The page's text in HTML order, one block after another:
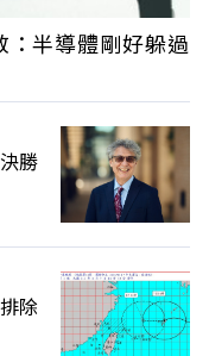
：半導體剛好躲過
勝
除